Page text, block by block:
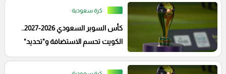
كرة سعودية
كأس السوبر السعودي 2026-2027..
الكويت تحسم الاستضافة و"تحديد"